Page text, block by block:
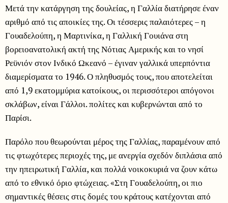
Μετά την κατάργηση της δουλείας, η Γαλλία διατήρησε έναν
αριθμό από τις αποικίες της. Οι τέσσερις παλαιότερες – η
Γουαδελούπη, η Μαρτινίκα, η Γαλλική Γουιάνα στη
βορειοανατολική ακτή της Νότιας Αμερικής και το νησί
Ρεϋνιόν στον Ινδικό Ωκεανό – έγιναν γαλλικά υπερπόντια
διαμερίσματα το 1946. Ο πληθυσμός τους, που αποτελείται
από 1,9 εκατομμύρια κατοίκους, οι περισσότεροι απόγονοι
σκλάβων, είναι Γάλλοι. πολίτες και κυβερνώνται από το
Παρίσι.
Παρόλο που θεωρούνται μέρος της Γαλλίας, παραμένουν από
τις φτωχότερες περιοχές της, με ανεργία σχεδόν διπλάσια από
την ηπειρωτική Γαλλία, και πολλά νοικοκυριά να ζουν κάτω
από το εθνικό όριο φτώχειας. «Στη Γουαδελούπη, οι πιο
σημαντικές θέσεις στις δομές του κράτους κατέχονται από